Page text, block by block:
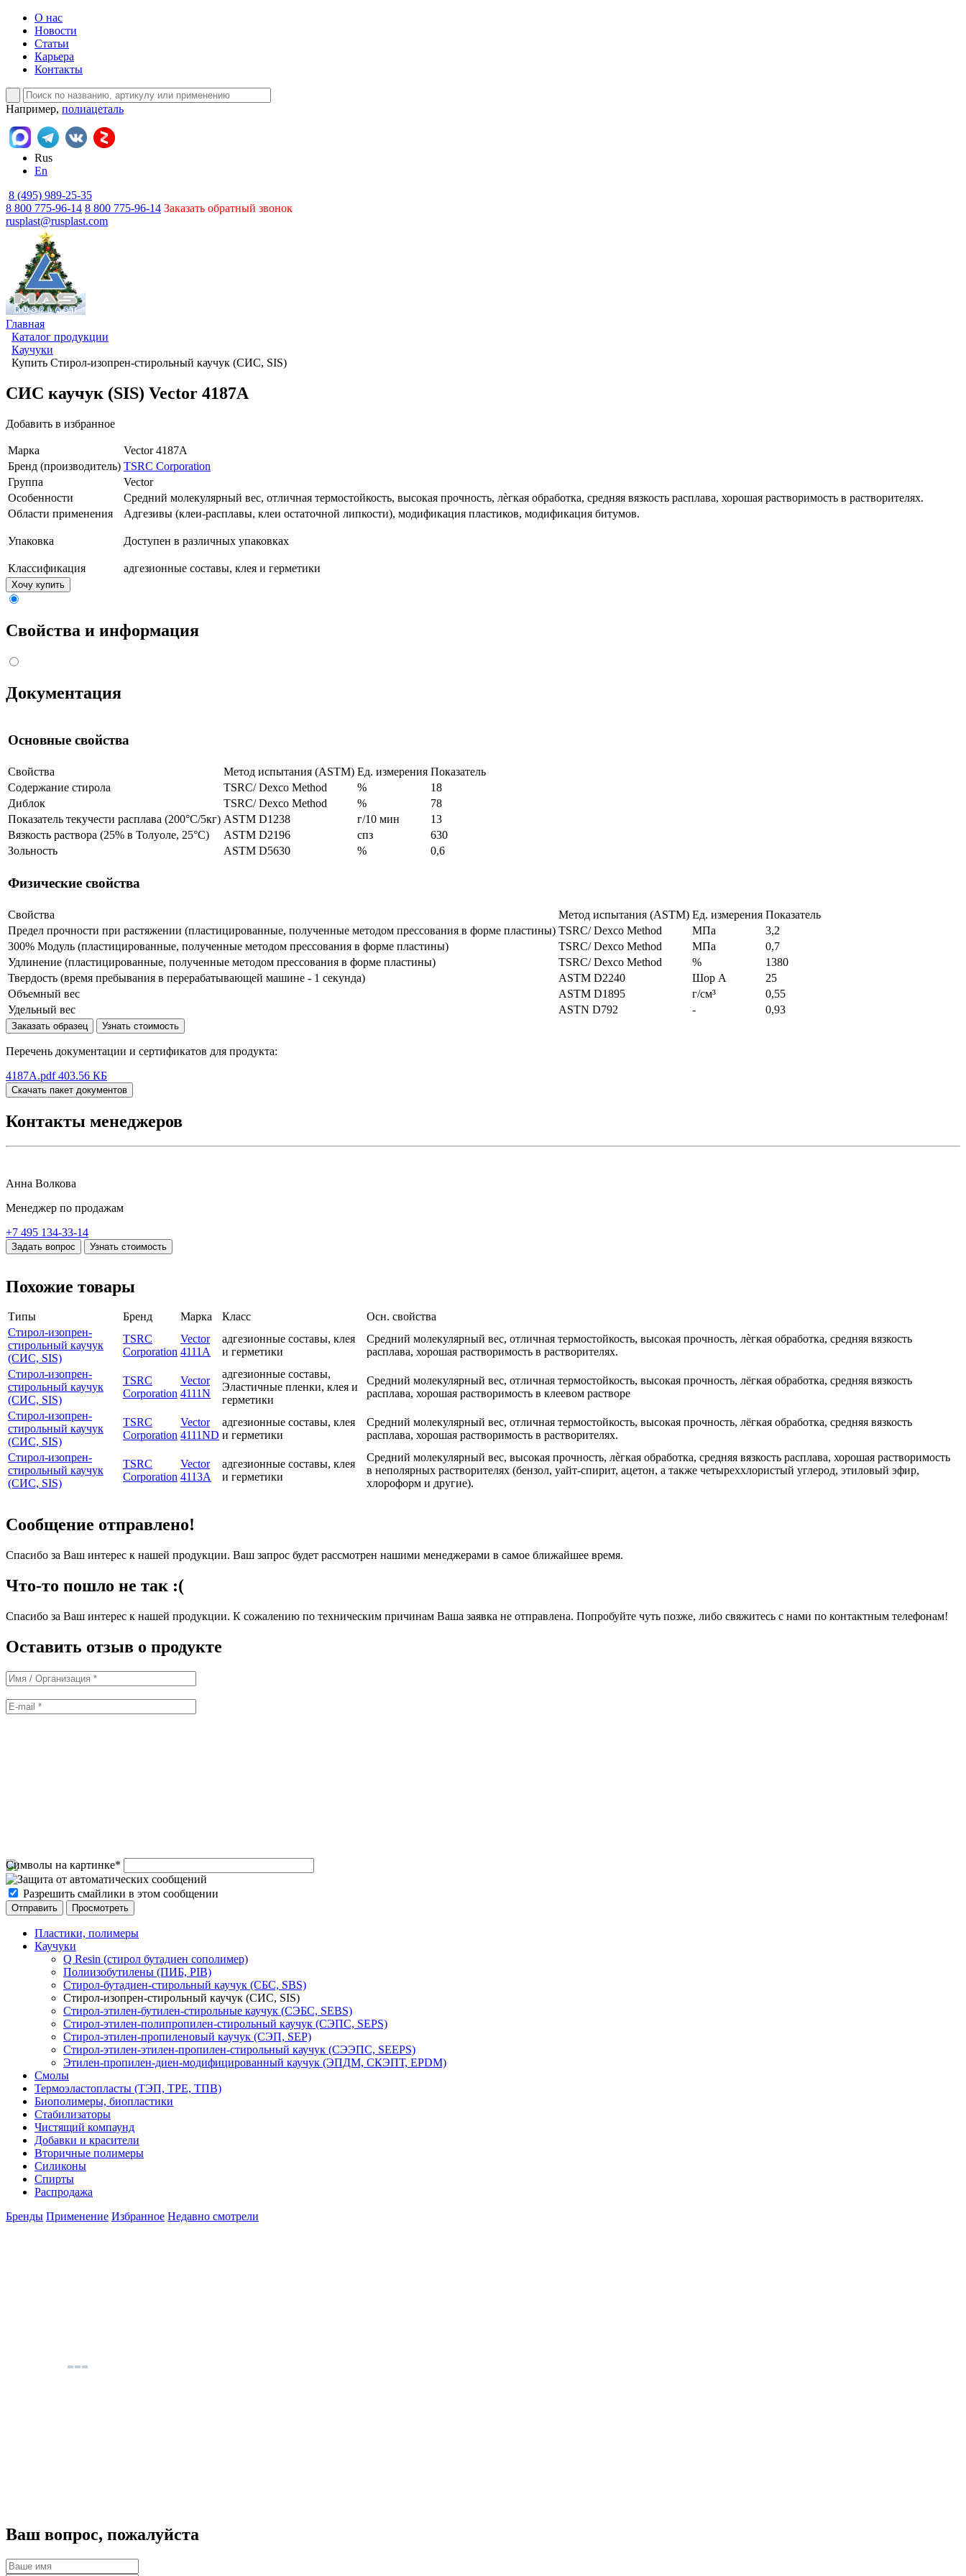
О нас
Новости
Статьи
Карьера
Контакты
Например, полиацеталь
Rus
En
8 (495) 989-25-35
8 800 775-96-14 8 800 775-96-14 Заказать обратный звонок
rusplast@rusplast.com
Главная
Каталог продукции
Каучуки
Купить Стирол-изопрен-стирольный каучук (СИС, SIS)
СИС каучук (SIS) Vector 4187A
Добавить в избранное
Марка
Vector 4187A
Бренд (производитель) TSRC Corporation
Группа
Vector
Особенности
Средний молекулярный вес, отличная термостойкость, высокая прочность, лѐгкая обработка, средняя вязкость расплава, хорошая растворимость в растворителях.
Области применения
Адгезивы (клеи-расплавы, клеи остаточной липкости), модификация пластиков, модификация битумов.
Упаковка Доступен в различных упаковках
Классификация адгезионные составы, клея и герметики
Хочу купить
Свойства и информация
Документация
Основные свойства
Свойства Метод испытания (ASTM) Ед. измерения Показатель
Содержание стирола
TSRC/ Dexco Method %
18
Диблок
TSRC/ Dexco Method %
78
Показатель текучести расплава (200°C/5кг) ASTM D1238 г/10 мин
13
Вязкость раствора (25% в Толуоле, 25°C)
ASTM D2196 спз
630
Зольность
ASTM D5630 % 0,6
Физические свойства
Свойства Метод испытания (ASTM) Ед. измерения Показатель
Предел прочности при растяжении (пластицированные, полученные методом прессования в форме пластины) TSRC/ Dexco Method МПа
3,2
300% Модуль (пластицированные, полученные методом прессования в форме пластины)
TSRC/ Dexco Method МПа
0,7
Удлинение (пластицированные, полученные методом прессования в форме пластины)
TSRC/ Dexco Method %
1380
Твердость (время пребывания в перерабатывающей машине - 1 секунда)
ASTM D2240 Шор А
25
Объемный вес
ASTM D1895 г/cм³
0,55
Удельный вес
ASTN D792 - 0,93
Заказать образец Узнать стоимость
Перечень документации и сертификатов для продукта:
4187A.pdf 403.56 КБ
Скачать пакет документов
Контакты менеджеров
Анна Волкова
Менеджер по продажам
+7 495 134-33-14
Задать вопрос Узнать стоимость
Похожие товары
Типы Бренд Марка Класс
Осн. свойства
Стирол-изопрен-
стирольный каучук
(СИС, SIS)
TSRC
Corporation
Vector
4111A
адгезионные составы, клея
и герметики
Средний молекулярный вес, отличная термостойкость, высокая прочность, лѐгкая обработка, средняя вязкость
расплава, хорошая растворимость в растворителях.
Стирол-изопрен-
стирольный каучук
(СИС, SIS)
TSRC
Corporation
Vector
4111N
адгезионные составы,
Эластичные пленки, клея и
герметики
Средний молекулярный вес, отличная термостойкость, высокая прочность, лёгкая обработка, средняя вязкость
расплава, хорошая растворимость в клеевом растворе
Стирол-изопрен-
стирольный каучук
(СИС, SIS)
TSRC
Corporation
Vector
4111ND
адгезионные составы, клея
и герметики
Средний молекулярный вес, отличная термостойкость, высокая прочность, лёгкая обработка, средняя вязкость
расплава, хорошая растворимость в растворителях.
Стирол-изопрен-
стирольный каучук
(СИС, SIS)
TSRC
Corporation
Vector
4113A
адгезионные составы, клея
и герметики
Средний молекулярный вес, высокая прочность, лѐгкая обработка, средняя вязкость расплава, хорошая растворимость
в неполярных растворителях (бензол, уайт-спирит, ацетон, а также четыреххлористый углерод, этиловый эфир,
хлороформ и другие).
Сообщение отправлено!
Спасибо за Ваш интерес к нашей продукции. Ваш запрос будет рассмотрен нашими менеджерами в самое ближайшее время.
Что-то пошло не так :(
Спасибо за Ваш интерес к нашей продукции. К сожалению по техническим причинам Ваша заявка не отправлена. Попробуйте чуть позже, либо свяжитесь с нами по контактным телефонам!
Оставить отзыв о продукте
Символы на картинке*
Разрешить смайлики в этом сообщении
Пластики, полимеры
Каучуки
Q Resin (стирол бутадиен сополимер)
Полиизобутилены (ПИБ, PIB)
Стирол-бутадиен-стирольный каучук (СБС, SBS)
Стирол-изопрен-стирольный каучук (СИС, SIS)
Стирол-этилен-бутилен-стирольные каучук (СЭБС, SEBS)
Стирол-этилен-полипропилен-стирольный каучук (СЭПС, SEPS)
Стирол-этилен-пропиленовый каучук (СЭП, SEP)
Стирол-этилен-этилен-пропилен-стирольный каучук (СЭЭПС, SEEPS)
Этилен-пропилен-диен-модифицированный каучук (ЭПДМ, СКЭПТ, EPDM)
Смолы
Термоэластопласты (ТЭП, TPE, ТПВ)
Биополимеры, биопластики
Стабилизаторы
Чистящий компаунд
Добавки и красители
Вторичные полимеры
Силиконы
Спирты
Распродажа
Бренды Применение Избранное Недавно смотрели
Ваш вопрос, пожалуйста